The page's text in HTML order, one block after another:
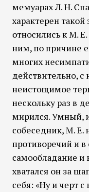
мемуарах Л. Н.
характерен
относились к М.
ним, по причине
многих
действительно,
неистощимое
нескольку раз в
мирился. Умный,
собеседник, М. Е.
противоречий и в
самообладание и
хватался он за
себя: «Ну и черт